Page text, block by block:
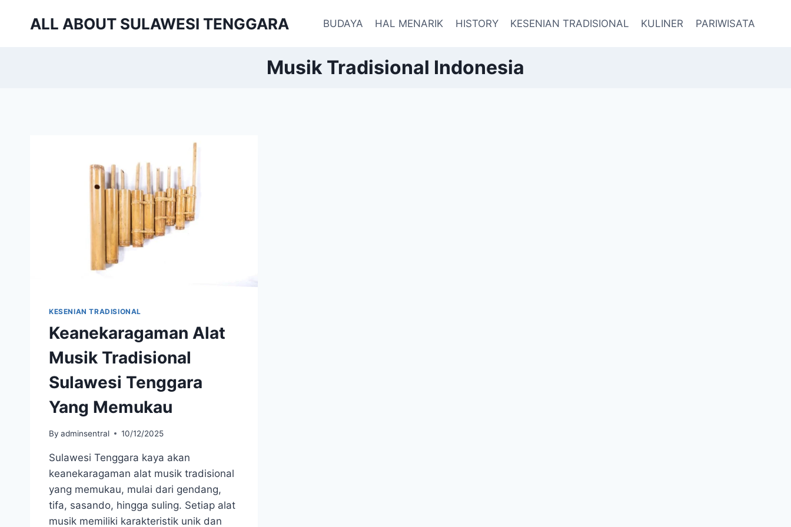
ALL ABOUT SULAWESI TENGGARA BUDAYA HAL MENARIK HISTORY KESENIAN TRADISIONAL KULINER PARIWISATA
Musik Tradisional Indonesia
KESENIAN TRADISIONAL
Keanekaragaman Alat
Musik Tradisional
Sulawesi Tenggara
Yang Memukau
By adminsentral 10/12/2025
Sulawesi Tenggara kaya akan
keanekaragaman alat musik tradisional
yang memukau, mulai dari gendang,
tifa, sasando, hingga suling. Setiap alat
musik memiliki karakteristik unik dan